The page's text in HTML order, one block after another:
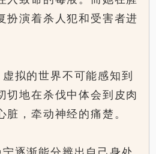
扮演着杀人犯和受害者进
拟的世界不可能感知到
切地在杀伐中体会到皮肉
脏，牵动神经的痛楚。